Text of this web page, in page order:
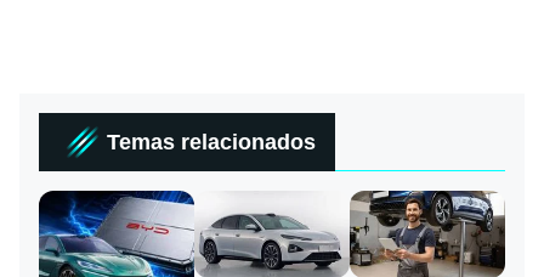
Temas relacionados